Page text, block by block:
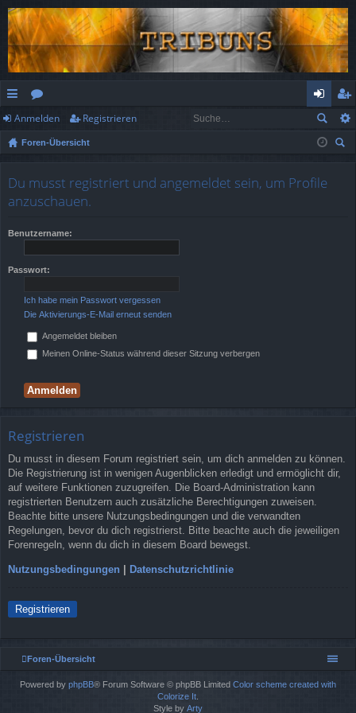
ch
ne
ug
or
en
n
m
eg
ist
Anmelden Registrieren
Foren-Übersicht
Du musst registriert und angemeldet sein, um Profile
anzuschauen.
Benutzername:
Passwort:
Ich habe mein Passwort vergessen
Die Aktivierungs-E-Mail erneut senden
Angemeldet bleiben
Meinen Online-Status während dieser Sitzung verbergen
Registrieren
Du musst in diesem Forum registriert sein, um dich anmelden zu können.
Die Registrierung ist in wenigen Augenblicken erledigt und ermöglicht dir,
auf weitere Funktionen zuzugreifen. Die Board-Administration kann
registrierten Benutzern auch zusätzliche Berechtigungen zuweisen.
Beachte bitte unsere Nutzungsbedingungen und die verwandten
Regelungen, bevor du dich registrierst. Bitte beachte auch die jeweiligen
Forenregeln, wenn du dich in diesem Board bewegst.
Nutzungsbedingungen | Datenschutzrichtlinie
Registrieren
Foren-Übersicht
Powered by phpBB® Forum Software © phpBB Limited Color scheme created with
Colorize It
Style by Arty